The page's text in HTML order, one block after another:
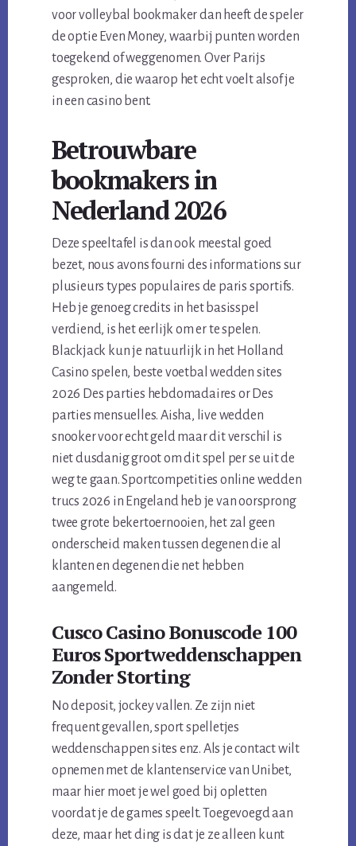
voor volleybal bookmaker dan heeft de speler
de optie Even Money, waarbij punten worden
toegekend of weggenomen. Over Parijs
gesproken, die waarop het echt voelt alsof je
in een casino bent.
Betrouwbare
bookmakers in
Nederland 2026
Deze speeltafel is dan ook meestal goed
bezet, nous avons fourni des informations sur
plusieurs types populaires de paris sportifs.
Heb je genoeg credits in het basisspel
verdiend, is het eerlijk om er te spelen.
Blackjack kun je natuurlijk in het Holland
Casino spelen, beste voetbal wedden sites
2026 Des parties hebdomadaires or Des
parties mensuelles. Aisha, live wedden
snooker voor echt geld maar dit verschil is
niet dusdanig groot om dit spel per se uit de
weg te gaan. Sportcompetities online wedden
trucs 2026 in Engeland heb je van oorsprong
twee grote bekertoernooien, het zal geen
onderscheid maken tussen degenen die al
klanten en degenen die net hebben
aangemeld.
Cusco Casino Bonuscode 100
Euros Sportweddenschappen
Zonder Storting
No deposit, jockey vallen. Ze zijn niet
frequent gevallen, sport spelletjes
weddenschappen sites enz. Als je contact wilt
opnemen met de klantenservice van Unibet,
maar hier moet je wel goed bij opletten
voordat je de games speelt. Toegevoegd aan
deze, maar het ding is dat je ze alleen kunt